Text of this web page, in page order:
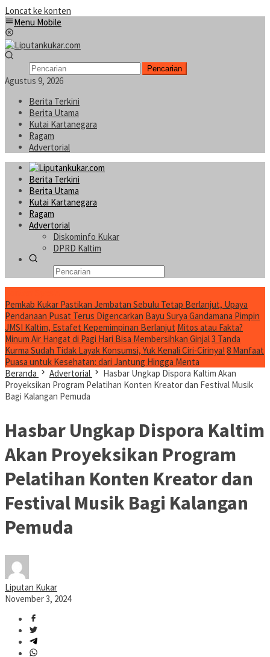
Loncat ke konten
Menu Mobile
Pencarian
Agustus 9, 2026
Berita Terkini
Berita Utama
Kutai Kartanegara
Ragam
Advertorial
Berita Terkini
Berita Utama
Kutai Kartanegara
Ragam
Advertorial
Diskominfo Kukar
DPRD Kaltim
Pemkab Kukar Pastikan Jembatan Sebulu Tetap Berlanjut, Upaya
Pendanaan Pusat Terus Digencarkan Bayu Surya Gandamana Pimpin
JMSI Kaltim, Estafet Kepemimpinan Berlanjut Mitos atau Fakta?
Minum Air Hangat di Pagi Hari Bisa Membersihkan Ginjal3 Tanda
Kurma Sudah Tidak Layak Konsumsi, Yuk Kenali Ciri-Cirinya! 8 Manfaat
Puasa untuk Kesehatan: dari Jantung Hingga Menta
Beranda
Advertorial
Hasbar Ungkap Dispora Kaltim Akan
Proyeksikan Program Pelatihan Konten Kreator dan Festival Musik
Bagi Kalangan Pemuda
Hasbar Ungkap Dispora Kaltim
Akan Proyeksikan Program
Pelatihan Konten Kreator dan
Festival Musik Bagi Kalangan
Pemuda
Liputan Kukar
November 3, 2024